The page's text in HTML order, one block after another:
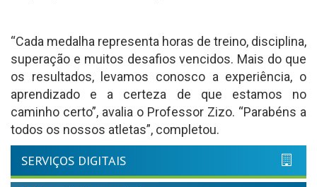
“Cada medalha representa horas de treino, disciplina,
superação e muitos desafios vencidos. Mais do que
os resultados, levamos conosco a experiência, o
aprendizado e a certeza de que estamos no
caminho certo”, avalia o Professor Zizo. “Parabéns a
todos os nossos atletas”, completou.
SERVIÇOS DIGITAIS